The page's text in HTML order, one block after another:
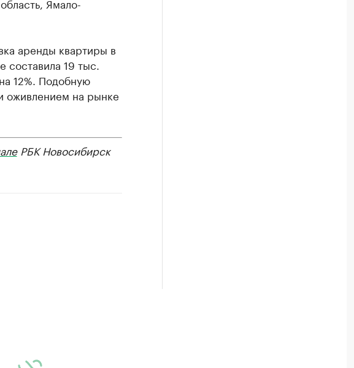
аренды квартиры в
составила 19 тыс.
12%. Подобную
оживлением на рынке
РБК Новосибирск